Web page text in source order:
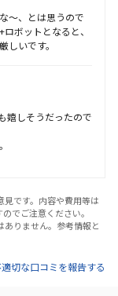
～、とは思うので
ボットとなると、
しいです。
嬉しそうだったので
です。内容や費用等は
でご注意ください。
りません。参考情報と
切な口コミを報告する